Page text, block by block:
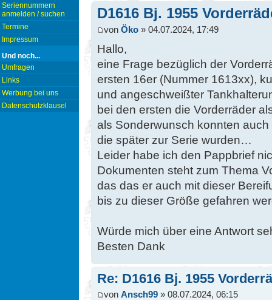
Seriennummern
anmelden / suchen
Termine
Impressum
Und noch...
Umfragen
Links
Werbung bei uns
Datenschutzklausel
D1616 Bj. 1955
von Öko » 04.07.2024, 17:49
Hallo,
eine Frage bezüglich der
ersten 16er (Nummer 1613xx),
und angeschweißter
bei den ersten die Vorderräder
als Sonderwunsch konnten
die später zur Serie wurden…
Leider habe ich den Pappbrief
Dokumenten steht zum Thema
das das er auch mit dieser
bis zu dieser Größe gefahren
Würde mich über eine Antwort
Besten Dank
Re: D1616 Bj. 1955
von Ansch99 » 08.07.2024, 06:15